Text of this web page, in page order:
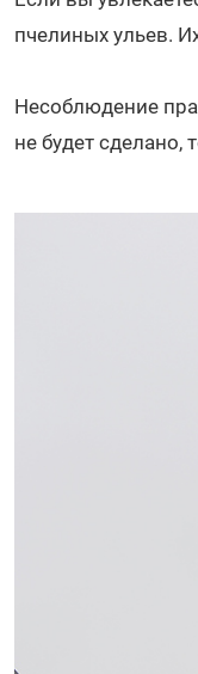
пчелиных ульев.
Несоблюдение
не будет